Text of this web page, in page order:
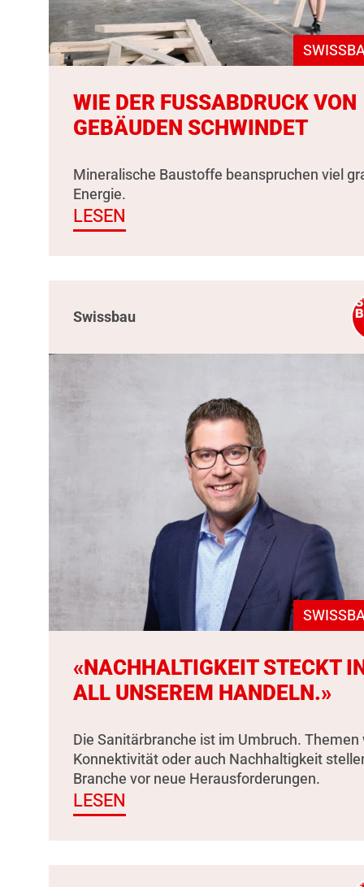
WIE DER FUSSABDRUCK VON
GEBÄUDEN SCHWINDET
Mineralische Baustoffe beanspruchen viel
Energie.
LESEN
Swissbau
«NACHHALTIGKEIT STECKT
ALL UNSEREM HANDELN.»
Die Sanitärbranche ist im Umbruch. Themen
Konnektivität oder auch Nachhaltigkeit
Branche vor neue Herausforderungen.
LESEN